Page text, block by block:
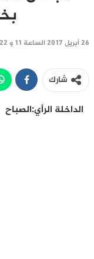
26 أبريل 2017 الساعة 11 و 22 دقيقة
شارك
الداخلة الرأي:الصباح